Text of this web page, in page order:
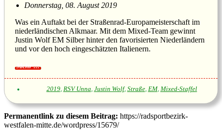
Donnerstag, 08. August 2019
Was ein Auftakt bei der Straßenrad-Europameisterschaft im
niederländischen Alkmaar. Mit dem Mixed-Team gewinnt
Justin Wolf EM Silber hinter den favorisierten Niederländern
und vor den hoch eingeschätzten Italienern.
2019, RSV Unna, Justin Wolf, Straße, EM, Mixed-Staffel
Permanentlink zu diesem Beitrag: https://radsportbezirk-
westfalen-mitte.de/wordpress/15679/